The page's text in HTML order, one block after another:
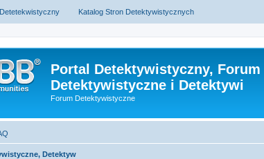
Katalog Stron Detektywistycznych
Portal Detektywistyczny,
Detektywistyczne i Detektywi
Forum Detektywistyczne
Detektyw